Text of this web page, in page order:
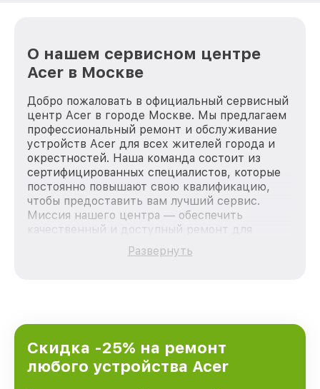
О нашем сервисном центре
Acer в Москве
Добро пожаловать в официальный сервисный
центр Acer в городе Москве. Мы предлагаем
профессиональный ремонт и обслуживание
устройств Acer для всех жителей города и
окрестностей. Наша команда состоит из
сертифицированных специалистов, которые
постоянно повышают свою квалификацию,
чтобы предоставить вам лучший сервис.
Миссия нашего центра — обеспечить
качественный и доступный ремонт для
каждого пользователя продукции Acer, вне
зависимости от сложности поломки. Мы
и лояльности наших клиентов.
Развернуть
Скидка -25% на ремонт
любого устройства Acer